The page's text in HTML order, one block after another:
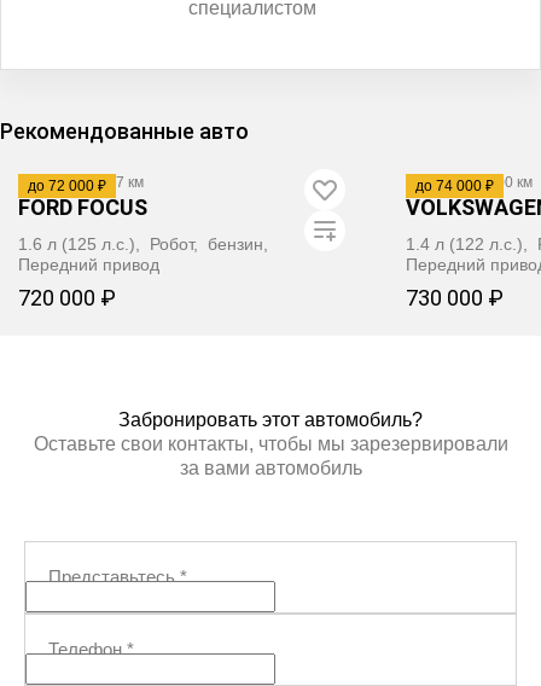
специалистом
Рекомендованные авто
до 72 000 ₽
2011· 134 127 км
FORD FOCUS
1.6 л (125 л.с.), Робот, бензин,
Передний привод
720 000 ₽
до 74 000 ₽
2012· 250 000 км
1.4 л (122 л.с.),
Передний
730 000 ₽
Забронировать этот автомобиль?
Оставьте свои контакты, чтобы мы зарезервировали
за вами автомобиль
Представьтесь*
Телефон*